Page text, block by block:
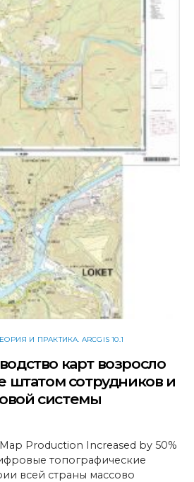
И ПРАКТИКА. ARCGIS 10.1
карт возросло
штатом сотрудников и
системы
Production Increased by 50%
топографические
всей страны массово